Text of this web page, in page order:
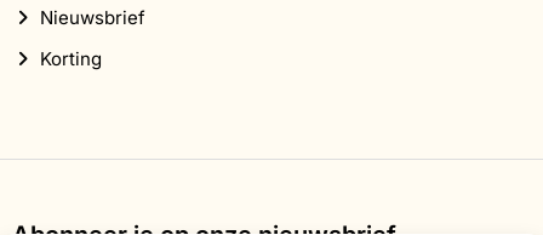
Nieuwsbrief
Korting